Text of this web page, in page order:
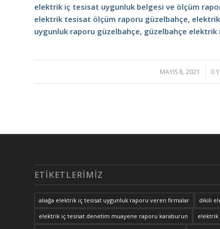
elektrik iç tesisat uygunluk belgesi ve ölçüm
elektrik tesisat ölçüm raporu güzelbahçe,
uygunluk raporu güzelbahçe, güzelbahçe
MAYIS 8, 2021
/ 0
ETIKETLERIMIZ
aliağa elektrik iç tesisat uygunluk raporu veren firmalar dikili
elektrik iç tesisat denetim muayene raporu karaburun elektrik